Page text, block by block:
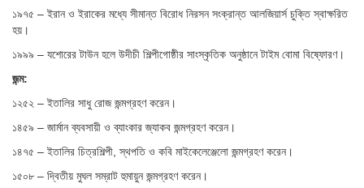
১৯৭৫ – ইরান ও ইরাকের মধ্যে সীমান্ত বিরোধ নিরসন সংক্রান্ত আলজিয়ার্স চুক্তি স্বাক্ষরিত
হয়।
১৯৯৯ – যশোরের টাউন হলে উদীচী শিল্পীগোষ্ঠীর সাংস্কৃতিক অনুষ্ঠানে টাইম বোমা বিষ্ফোরণ।
জন্ম:
১২৫২ – ইতালির সাধু রোজ জন্মগ্রহণ করেন।
১৪৫৯ – জার্মান ব্যবসায়ী ও ব্যাংকার জ্যাকব জন্মগ্রহণ করেন।
১৪৭৫ – ইতালির চিত্রশিল্পী, স্থপতি ও কবি মাইকেলেঞ্জেলো জন্মগ্রহণ করেন।
১৫০৮ – দ্বিতীয় মুঘল সম্রাট হুমায়ুন জন্মগ্রহণ করেন।